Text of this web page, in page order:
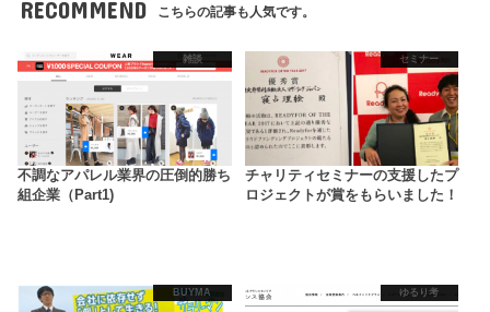
RECOMMEND こちらの記事も人気です。
雑談
不調なアパレル業界の圧倒的勝ち
組企業（Part1)
セミナー
チャリティセミナーの支援したプ
ロジェクトが賞をもらいました！
BUYMA ゆるり考